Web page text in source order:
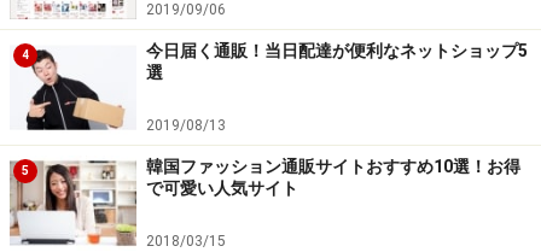
Q. 届いた商品がイメージと違っていたら返
品できる？
2019/09/06
4
今日届く通販！当日配達が便利なネットショップ5
選
2019/08/13
5
韓国ファッション通販サイトおすすめ10選！お得
で可愛い人気サイト
2018/03/15